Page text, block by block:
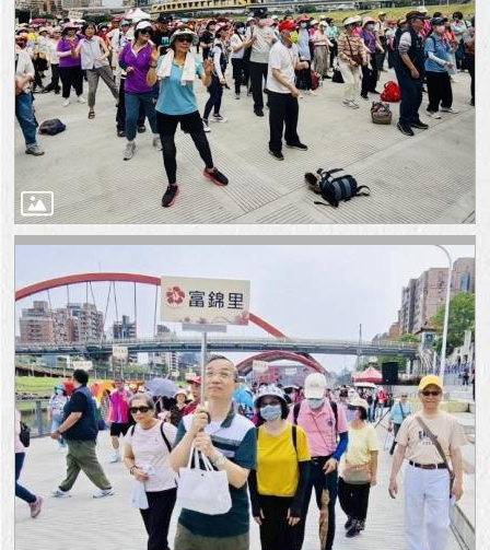
與
專
區
臺
北
旅
網
政
網
站
資
料
開
放
宣
告
隱
私